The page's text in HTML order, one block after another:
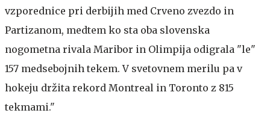
vzporednice pri derbijih med Crveno zvezdo in
Partizanom, medtem ko sta oba slovenska
nogometna rivala Maribor in Olimpija odigrala "le"
157 medsebojnih tekem. V svetovnem merilu pa v
hokeju držita rekord Montreal in Toronto z 815
tekmami."